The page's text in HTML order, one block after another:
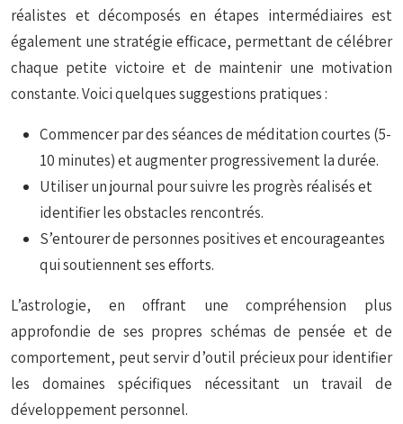
réalistes et décomposés en étapes intermédiaires est
également une stratégie efficace, permettant de célébrer
chaque petite victoire et de maintenir une motivation
constante. Voici quelques suggestions pratiques :
Commencer par des séances de méditation courtes (5-
10 minutes) et augmenter progressivement la durée.
Utiliser un journal pour suivre les progrès réalisés et
identifier les obstacles rencontrés.
S’entourer de personnes positives et encourageantes
qui soutiennent ses efforts.
L’astrologie, en offrant une compréhension plus
approfondie de ses propres schémas de pensée et de
comportement, peut servir d’outil précieux pour identifier
les domaines spécifiques nécessitant un travail de
développement personnel.